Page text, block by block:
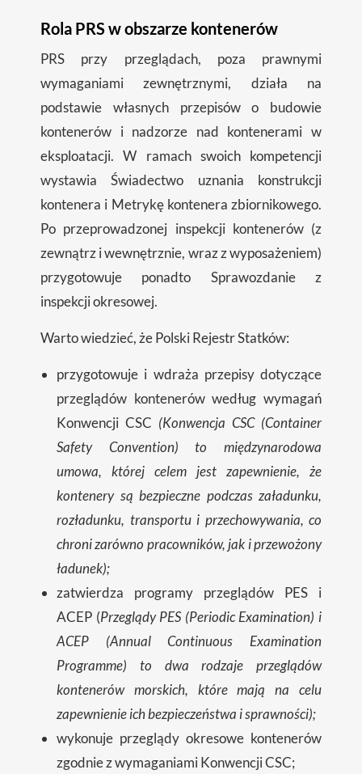
Rola PRS w obszarze kontenerów
PRS przy przeglądach, poza prawnymi
wymaganiami zewnętrznymi, działa na
podstawie własnych przepisów o budowie
kontenerów i nadzorze nad kontenerami w
eksploatacji. W ramach swoich kompetencji
wystawia Świadectwo uznania konstrukcji
kontenera i Metrykę kontenera zbiornikowego.
Po przeprowadzonej inspekcji kontenerów (z
zewnątrz i wewnętrznie, wraz z wyposażeniem)
przygotowuje ponadto Sprawozdanie z
inspekcji okresowej.
Warto wiedzieć, że Polski Rejestr Statków:
przygotowuje i wdraża przepisy dotyczące
przeglądów kontenerów według wymagań
Konwencji CSC (Konwencja CSC (Container
Safety Convention) to międzynarodowa
umowa, której celem jest zapewnienie, że
kontenery są bezpieczne podczas załadunku,
rozładunku, transportu i przechowywania, co
chroni zarówno pracowników, jak i przewożony
ładunek);
zatwierdza programy przeglądów PES i
ACEP (Przeglądy PES (Periodic Examination) i
ACEP (Annual Continuous Examination
Programme) to dwa rodzaje przeglądów
kontenerów morskich, które mają na celu
zapewnienie ich bezpieczeństwa i sprawności);
wykonuje przeglądy okresowe kontenerów
zgodnie z wymaganiami Konwencji CSC;